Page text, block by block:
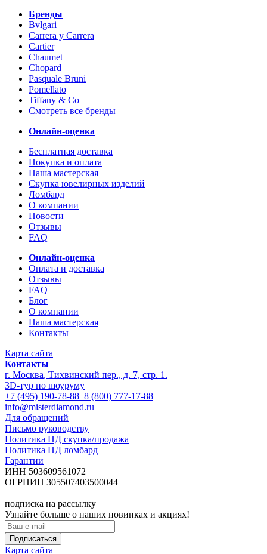
Бренды
Bvlgari
Carrera y Carrera
Cartier
Chaumet
Chopard
Pasquale Bruni
Pomellato
Tiffany & Co
Смотреть все бренды
Онлайн-оценка
Бесплатная доставка
Покупка и оплата
Наша мастерская
Скупка ювелирных изделий
Ломбард
О компании
Новости
Отзывы
FAQ
Онлайн-оценка
Оплата и доставка
Отзывы
FAQ
Блог
О компании
Наша мастерская
Контакты
Карта сайта
Контакты
г. Москва, Тихвинский пер., д. 7, стр. 1.
3D-тур по шоуруму
+7 (495) 190-78-88 8 (800) 777-17-88
info@misterdiamond.ru
Для обращений
Письмо руководству
Политика ПД скупка/продажа
Политика ПД ломбард
Гарантии
ИНН 503609561072
ОГРНИП 305507403500044
подписка на рассылку
Узнайте больше о наших новинках и акциях!
Карта сайта